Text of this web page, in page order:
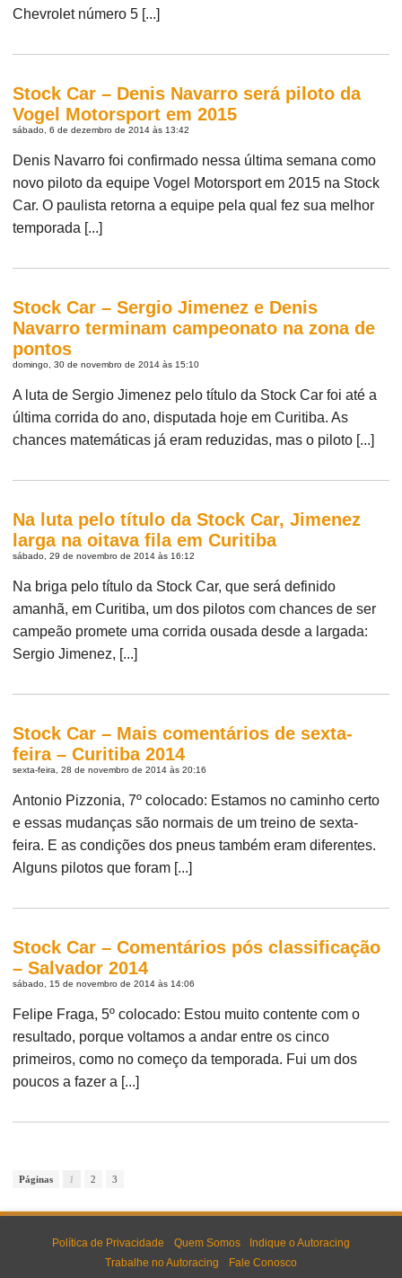
Chevrolet número 5 [...]
Stock Car – Denis Navarro será piloto da
Vogel Motorsport em 2015
sábado, 6 de dezembro de 2014 às 13:42
Denis Navarro foi confirmado nessa última semana como
novo piloto da equipe Vogel Motorsport em 2015 na Stock
Car. O paulista retorna a equipe pela qual fez sua melhor
temporada [...]
Stock Car – Sergio Jimenez e Denis
Navarro terminam campeonato na zona de
pontos
domingo, 30 de novembro de 2014 às 15:10
A luta de Sergio Jimenez pelo título da Stock Car foi até a
última corrida do ano, disputada hoje em Curitiba. As
chances matemáticas já eram reduzidas, mas o piloto [...]
Na luta pelo título da Stock Car, Jimenez
larga na oitava fila em Curitiba
sábado, 29 de novembro de 2014 às 16:12
Na briga pelo título da Stock Car, que será definido
amanhã, em Curitiba, um dos pilotos com chances de ser
campeão promete uma corrida ousada desde a largada:
Sergio Jimenez, [...]
Stock Car – Mais comentários de sexta-
feira – Curitiba 2014
sexta-feira, 28 de novembro de 2014 às 20:16
Antonio Pizzonia, 7º colocado: Estamos no caminho certo
e essas mudanças são normais de um treino de sexta-
feira. E as condições dos pneus também eram diferentes.
Alguns pilotos que foram [...]
Stock Car – Comentários pós classificação
– Salvador 2014
sábado, 15 de novembro de 2014 às 14:06
Felipe Fraga, 5º colocado: Estou muito contente com o
resultado, porque voltamos a andar entre os cinco
primeiros, como no começo da temporada. Fui um dos
poucos a fazer a [...]
Páginas 1 2 3
Política de Privacidade Quem Somos
Indique o Autoracing
Trabalhe no Autoracing
Fale Conosco